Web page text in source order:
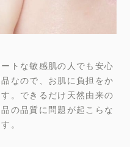
トな敏感肌の人でも安心
なので、お肌に負担をか
。できるだけ天然由来の
の品質に問題が起こらな
。